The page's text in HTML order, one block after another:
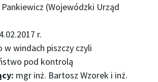
(Wojewódzki Urząd
r.
w windach piszczy czyli
pod kontrolą
mgr inż. Bartosz Wzorek i inż.